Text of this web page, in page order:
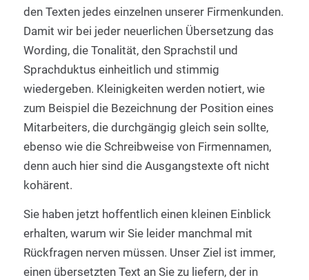
den Texten jedes einzelnen unserer Firmenkunden.
Damit wir bei jeder neuerlichen Übersetzung das
Wording, die Tonalität, den Sprachstil und
Sprachduktus einheitlich und stimmig
wiedergeben. Kleinigkeiten werden notiert, wie
zum Beispiel die Bezeichnung der Position eines
Mitarbeiters, die durchgängig gleich sein sollte,
ebenso wie die Schreibweise von Firmennamen,
denn auch hier sind die Ausgangstexte oft nicht
kohärent.
Sie haben jetzt hoffentlich einen kleinen Einblick
erhalten, warum wir Sie leider manchmal mit
Rückfragen nerven müssen. Unser Ziel ist immer,
einen übersetzten Text an Sie zu liefern, der in